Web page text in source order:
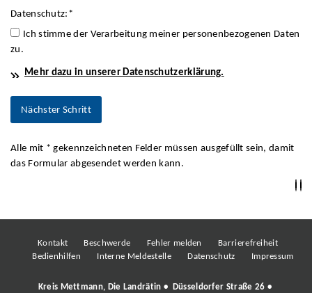
Datenschutz: *
Ich stimme der Verarbeitung meiner personenbezogenen Daten
zu.
Mehr dazu in unserer Datenschutzerklärung.
Alle mit * gekennzeichneten Felder müssen ausgefüllt sein, damit
das Formular abgesendet werden kann.
Kontakt Beschwerde Fehler melden
Barrierefreiheit
Bedienhilfen
Interne Meldestelle Datenschutz Impressum
Kreis Mettmann, Die Landrätin • Düsseldorfer Straße 26 •